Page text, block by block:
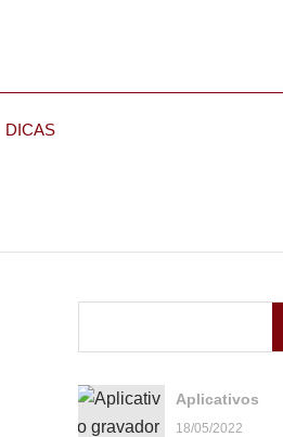
DICAS
Aplicativos
18/05/2022